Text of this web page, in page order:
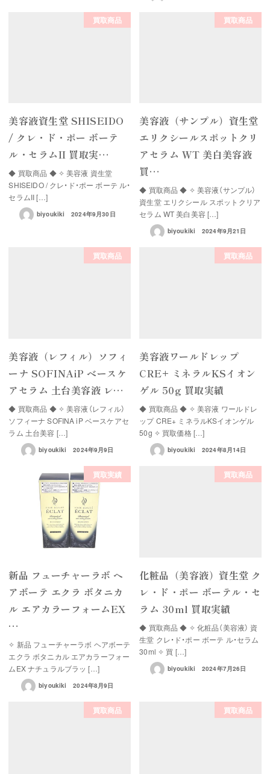
買取商品
美容液資生堂 SHISEIDO
/ クレ・ド・ポー ボーテ
ル・セラムII 買取実…
◆ 買取商品 ◆ ✧ 美容液 資生堂
SHISEIDO / クレ・ド・ポー ボーテ ル・
セラムII […]
biyoukiki 2024年9月30日
買取商品
美容液（サンプル）資生堂
エリクシールスポットクリ
アセラム WT 美白美容液
買…
◆ 買取商品 ◆ ✧ 美容液（サンプル）
資生堂 エリクシール スポットクリア
セラム WT 美白美容 […]
biyoukiki 2024年9月21日
買取商品
美容液（レフィル）ソフィ
ーナ SOFINAiP ベースケ
アセラム 土台美容液 レ…
◆ 買取商品 ◆ ✧ 美容液（レフィル）
ソフィーナ SOFINA iP ベースケアセ
ラム 土台美容 […]
biyoukiki 2024年9月9日
買取商品
美容液ワールドレップ
CRE+ ミネラルKSイオン
ゲル 50g 買取実績
◆ 買取商品 ◆ ✧ 美容液 ワールドレ
ップ CRE+ ミネラルKSイオンゲル
50g ✧ 買取価格 […]
biyoukiki 2024年8月14日
買取実績
新品 フューチャーラボ ヘ
アボーテ エクラ ボタニカ
ル エアカラーフォームEX
…
✧ 新品 フューチャーラボ ヘアボーテ
エクラ ボタニカル エアカラーフォー
ムEX ナチュラルブラッ […]
biyoukiki 2024年8月9日
買取商品
化粧品（美容液）資生堂 ク
レ・ド・ポー ボーテル・セ
ラム 30ml 買取実績
◆ 買取商品 ◆ ✧ 化粧品（美容液） 資
生堂 クレ・ド・ポー ボーテ ル・セラム
30ml ✧ 買 […]
biyoukiki 2024年7月26日
買取商品 買取商品